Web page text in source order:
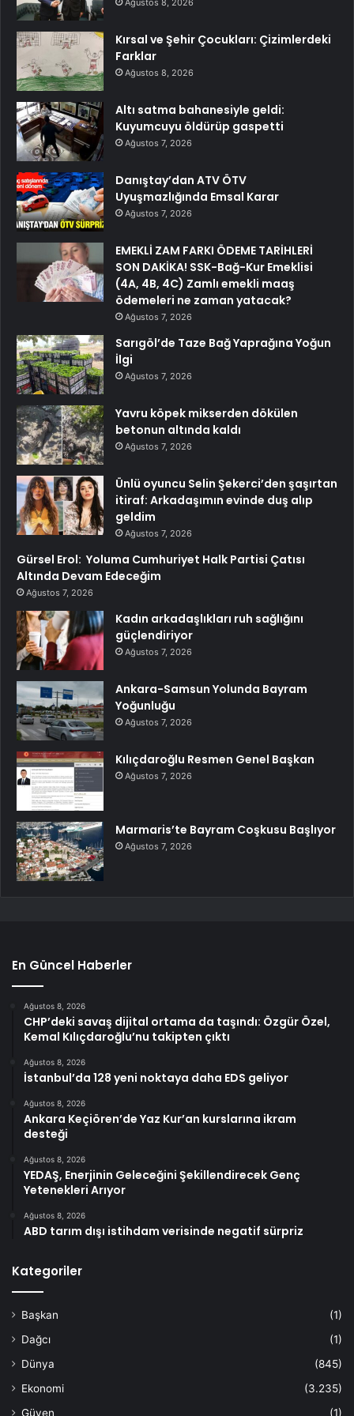
Ağustos 8, 2026
Kırsal ve Şehir Çocukları: Çizimlerdeki
Farklar
Ağustos 8, 2026
Altı satma bahanesiyle geldi:
Kuyumcuyu öldürüp gaspetti
Ağustos 7, 2026
Danıştay’dan ATV ÖTV
Uyuşmazlığında Emsal Karar
Ağustos 7, 2026
EMEKLİ ZAM FARKI ÖDEME TARİHLERİ
SON DAKİKA! SSK-Bağ-Kur Emeklisi
(4A, 4B, 4C) Zamlı emekli maaş
ödemeleri ne zaman yatacak?
Ağustos 7, 2026
Sarıgöl’de Taze Bağ Yaprağına Yoğun
İlgi
Ağustos 7, 2026
Yavru köpek mikserden dökülen
betonun altında kaldı
Ağustos 7, 2026
Ünlü oyuncu Selin Şekerci’den şaşırtan
itiraf: Arkadaşımın evinde duş alıp
geldim
Ağustos 7, 2026
Gürsel Erol: Yoluma Cumhuriyet Halk Partisi Çatısı
Altında Devam Edeceğim
Ağustos 7, 2026
Kadın arkadaşlıkları ruh sağlığını
güçlendiriyor
Ağustos 7, 2026
Ankara-Samsun Yolunda Bayram
Yoğunluğu
Ağustos 7, 2026
Kılıçdaroğlu Resmen Genel Başkan
Ağustos 7, 2026
Marmaris’te Bayram Coşkusu Başlıyor
Ağustos 7, 2026
En Güncel Haberler
Ağustos 8, 2026
CHP’deki savaş dijital ortama da taşındı: Özgür Özel,
Kemal Kılıçdaroğlu’nu takipten çıktı
Ağustos 8, 2026
İstanbul’da 128 yeni noktaya daha EDS geliyor
Ağustos 8, 2026
Ankara Keçiören’de Yaz Kur’an kurslarına ikram
desteği
Ağustos 8, 2026
YEDAŞ, Enerjinin Geleceğini Şekillendirecek Genç
Yetenekleri Arıyor
Ağustos 8, 2026
ABD tarım dışı istihdam verisinde negatif sürpriz
Kategoriler
Başkan
(1)
Dağcı
(1)
Dünya
(845)
Ekonomi
(3.235)
Güven
(1)